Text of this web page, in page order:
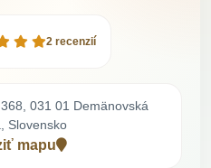
2 recenzií
031 01 Demänovská
Slovensko
mapu